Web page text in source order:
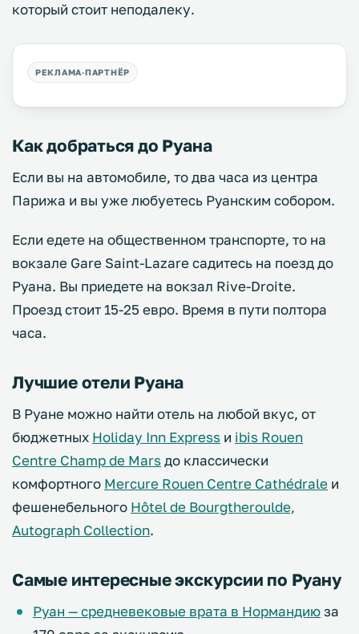
который стоит неподалеку.
Как добраться до Руана
Если вы на автомобиле, то два часа из центра
Парижа и вы уже любуетесь Руанским собором.
Если едете на общественном транспорте, то на
вокзале Gare Saint-Lazare садитесь на поезд до
Руана. Вы приедете на вокзал Rive-Droite.
Проезд стоит 15-25 евро. Время в пути полтора
часа.
Лучшие отели Руана
В Руане можно найти отель на любой вкус, от
бюджетных Holiday Inn Express и ibis Rouen
Centre Champ de Marsдо классически
комфортного Mercure Rouen Centre Cathédrale и
фешенебельного Hôtel de Bourgtheroulde,
Autograph Collection.
Самые интересные экскурсии по Руану
Руан — средневековые врата в Нормандиюза